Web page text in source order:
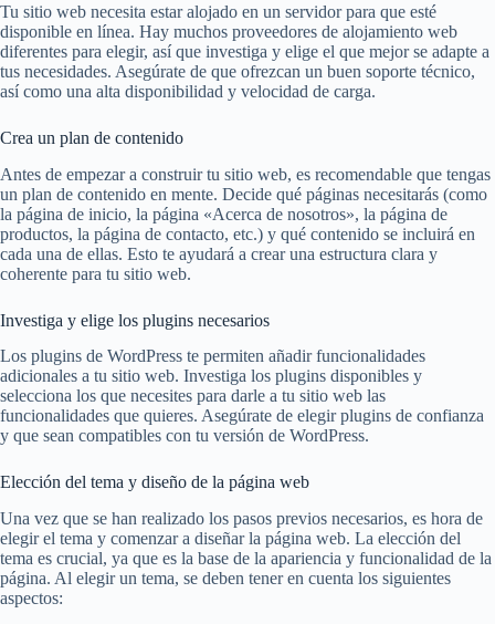
Tu sitio web necesita estar alojado en un servidor para que esté
disponible en línea. Hay muchos proveedores de alojamiento web
diferentes para elegir, así que investiga y elige el que mejor se adapte a
tus necesidades. Asegúrate de que ofrezcan un buen soporte técnico,
así como una alta disponibilidad y velocidad de carga.
Crea un plan de contenido
Antes de empezar a construir tu sitio web, es recomendable que tengas
un plan de contenido en mente. Decide qué páginas necesitarás (como
la página de inicio, la página «Acerca de nosotros», la página de
productos, la página de contacto, etc.) y qué contenido se incluirá en
cada una de ellas. Esto te ayudará a crear una estructura clara y
coherente para tu sitio web.
Investiga y elige los plugins necesarios
Los plugins de WordPress te permiten añadir funcionalidades
adicionales a tu sitio web. Investiga los plugins disponibles y
selecciona los que necesites para darle a tu sitio web las
funcionalidades que quieres. Asegúrate de elegir plugins de confianza
y que sean compatibles con tu versión de WordPress.
Elección del tema y diseño de la página web
Una vez que se han realizado los pasos previos necesarios, es hora de
elegir el tema y comenzar a diseñar la página web. La elección del
tema es crucial, ya que es la base de la apariencia y funcionalidad de la
página. Al elegir un tema, se deben tener en cuenta los siguientes
aspectos: